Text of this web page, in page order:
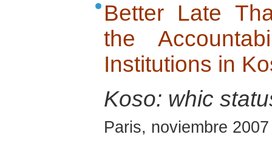
Better Late
the
Institutions in
Koso: whic
Paris, noviembre 2007